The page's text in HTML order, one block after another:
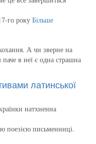
го року Більше
А чи зверне на
в неї є одна страшна
латинської
натхненна
поезією письменниці.